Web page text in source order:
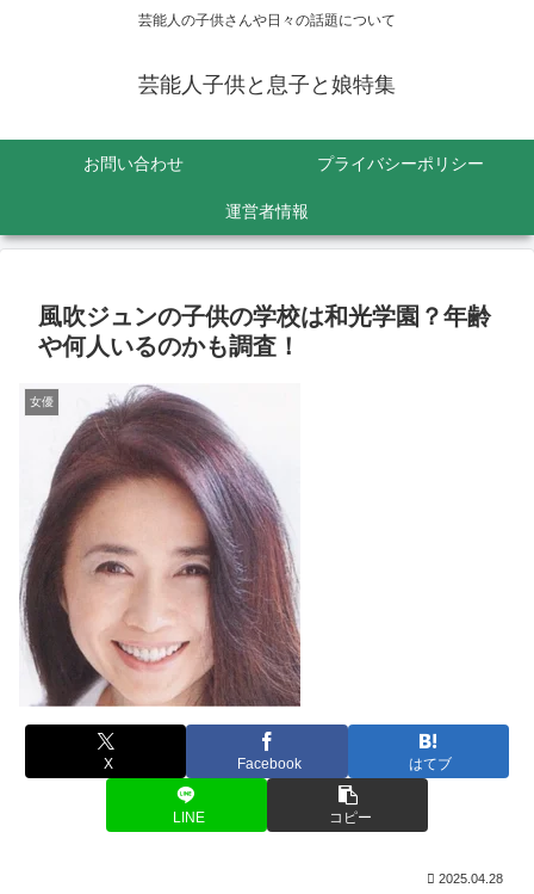
芸能人の子供さんや日々の話題について
芸能人子供と息子と娘特集
お問い合わせ プライバシーポリシー
運営者情報
風吹ジュンの子供の学校は和光学園？年齢
や何人いるのかも調査！
女優
X Facebook はてブ
LINE コピー
2025.04.28